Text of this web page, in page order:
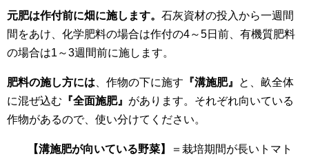
元肥は作付前に畑に施します。 石灰資材の投入から一週間
間をあけ、化学肥料の場合は作付の4～5日前、有機質肥料
の場合は1～3週間前に施します。
肥料の施し方には 、作物の下に施す 『溝施肥』
と、畝全体
に混ぜ込む 『全面施肥』 があります。それぞれ向いている
作物があるので、使い分けてください。
【溝施肥が向いている野菜】
＝栽培期間が長いトマト